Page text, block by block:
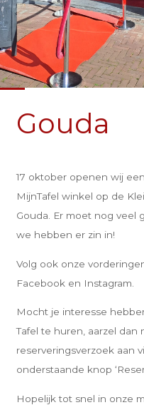
Gouda
17 oktober openen wij
MijnTafel winkel op de
Gouda. Er moet nog veel
we hebben er zin in!
Volg ook onze
Facebook en Instagram.
Mocht je interesse
Tafel te huren, aarzel dan
reserveringsverzoek aan
onderstaande knop
Hopelijk tot snel in onze